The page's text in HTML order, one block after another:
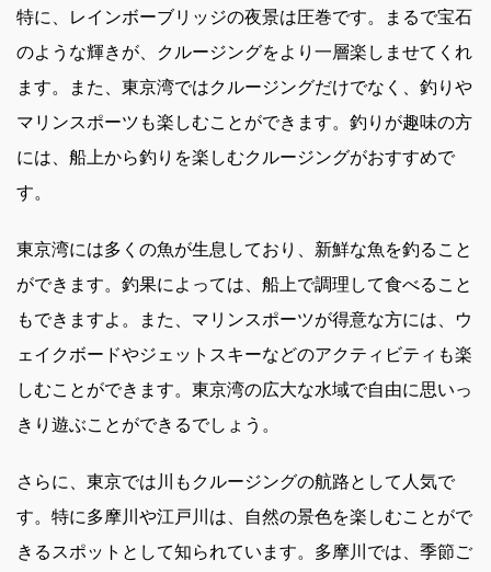
特に、レインボーブリッジの夜景は圧巻です。まるで宝石
のような輝きが、クルージングをより一層楽しませてくれ
ます。また、東京湾ではクルージングだけでなく、釣りや
マリンスポーツも楽しむことができます。釣りが趣味の方
には、船上から釣りを楽しむクルージングがおすすめで
す。
東京湾には多くの魚が生息しており、新鮮な魚を釣ること
ができます。釣果によっては、船上で調理して食べること
もできますよ。また、マリンスポーツが得意な方には、ウ
ェイクボードやジェットスキーなどのアクティビティも楽
しむことができます。東京湾の広大な水域で自由に思いっ
きり遊ぶことができるでしょう。
さらに、東京では川もクルージングの航路として人気で
す。特に多摩川や江戸川は、自然の景色を楽しむことがで
きるスポットとして知られています。多摩川では、季節ご